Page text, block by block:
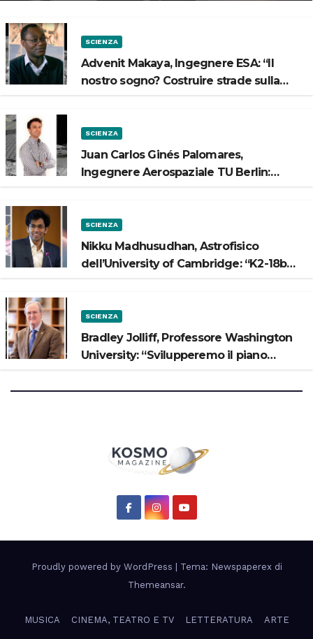
SCIENZA
Advenit Makaya, Ingegnere ESA: “Il
nostro sogno? Costruire strade sulla
SCIENZA
Juan Carlos Ginés Palomares,
Ingegnere Aerospaziale TU Berlin:
SCIENZA
Nikku Madhusudhan, Astrofisico
dell’University of Cambridge: “K2-18b
SCIENZA
Bradley Jolliff, Professore Washington
University: “Svilupperemo il piano
Proudly powered by WordPress
Tema: Newspaperex di
Themeansar.
MUSICA CINEMA, TEATRO E TV LETTERATURA ARTE